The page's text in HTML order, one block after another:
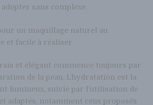
sans complexe.
un maquillage naturel au
et facile à réaliser
et élégant commence toujours par
de la peau. L’hydratation est la
lumineux, suivie par l’utilisation de
adaptés, notamment ceux proposés